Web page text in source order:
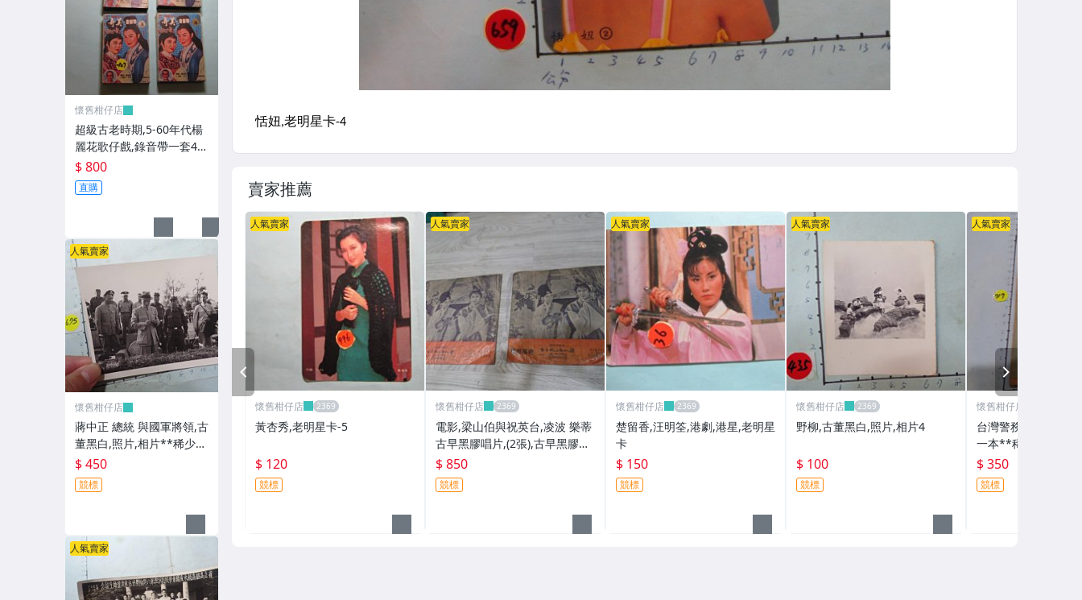
賣家推薦
人氣賣家
懷舊柑仔店
黃杏秀,老明星卡-5
$ 120
競標
人氣賣家
懷舊柑仔店
電影,梁山伯與祝英台,凌波 樂蒂
古早黑膠唱片,(2張),古早黑膠唱
片,(片狀保存還不錯 品相如圖) *
*稀少品
$ 850
競標
人氣賣家
懷舊柑仔店
楚留香,汪明筌,港劇,港星,老明星
卡
$ 150
競標
人氣賣家
懷舊柑仔店
野柳,古董黑白,照片,相片4
$ 100
競標
人氣賣家
懷舊柑仔店
台灣警務處 指紋採
一本**稀少品
$ 350
競標
懷舊柑仔店
超級古老時期,5-60年代楊
麗花歌仔戲,錄音帶一套4卷
**稀少品
$ 800
直購
人氣賣家
懷舊柑仔店
蔣中正 總統 與國軍將領,古
董黑白,照片,相片**稀少
品-2
$ 450
競標
人氣賣家